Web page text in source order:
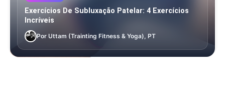
Exercícios De Subluxação Patelar: 4 Exercícios
Incríveis
Por Uttam (Trainting Fitness & Yoga), PT